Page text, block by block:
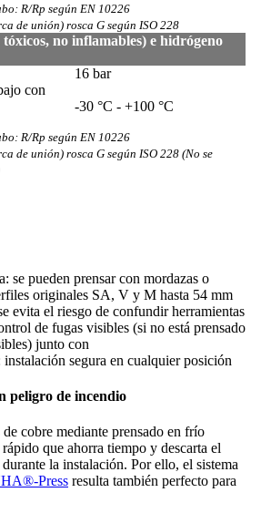
R/Rp según EN 10226
de unión) rosca G según ISO 228
tóxicos, no inflamables) e hidrógeno
16 bar
con
-30 °C - +100 °C
R/Rp según EN 10226
de unión) rosca G según ISO 228 (No se
se pueden prensar con mordazas o
originales SA, V y M hasta 54 mm
evita el riesgo de confundir herramientas
de fugas visibles (si no está prensado
junto con
segura en cualquier posición
peligro de incendio
cobre mediante prensado en frío
que ahorra tiempo y descarta el
la instalación. Por ello, el sistema
Press resulta también perfecto para